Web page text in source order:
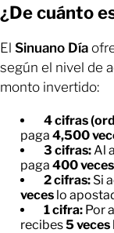
¿De cuánto
El Sinuano Día
según el nivel de
monto invertido:
4 cifras
paga 4,500
3 cifras: Al
paga 400 veces
2 cifras: Si
veces lo
1 cifra: Por
recibes5 veces